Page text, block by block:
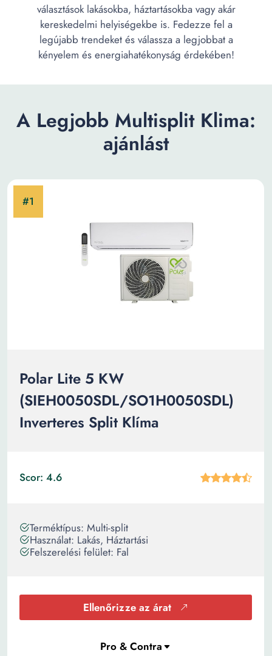
választások lakásokba, háztartásokba vagy akár
kereskedelmi helyiségekbe is. Fedezze fel a
legújabb trendeket és válassza a legjobbat a
kényelem és energiahatékonyság érdekében!
A Legjobb Multisplit Klima:
ajánlást
Polar Lite 5 KW
(SIEH0050SDL/SO1H0050SDL)
Inverteres Split Klíma
Scor: 4.6
Terméktípus: Multi-split
Használat: Lakás, Háztartási
Felszerelési felület: Fal
Ellenőrizze az árat